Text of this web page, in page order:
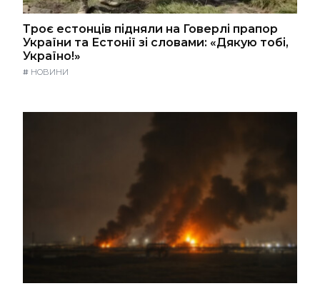
Троє естонців підняли на Говерлі прапор
України та Естонії зі словами: «Дякую тобі,
Україно!»
# НОВИНИ